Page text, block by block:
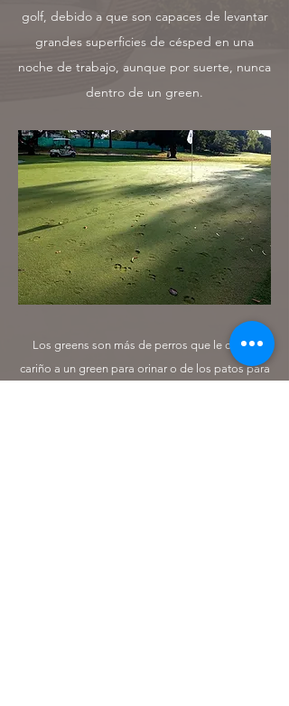
golf, debido a que son capaces de levantar
grandes superficies de césped en una
noche de trabajo, aunque por suerte, nunca
dentro de un green.
Los greens son más de perros que le cogen
cariño a un green para orinar o de los patos para